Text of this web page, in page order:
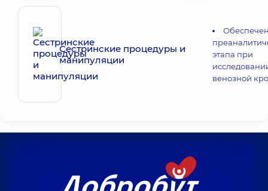
Сестринские процедуры и
манипуляции
этапа при
венозной